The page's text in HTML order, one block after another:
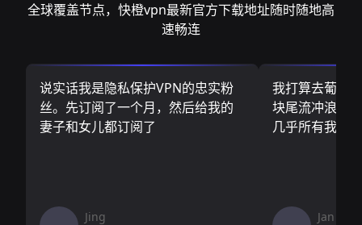
全球覆盖节点，快橙vpn最新官方下载地址随时随地高
速畅连
说实话我是隐私保护VPN的忠实粉
丝。先订阅了一个月，然后给我的
妻子和女儿都订阅了
Jing
我打算去葡萄
块尾流冲浪板
几乎所有我需
Jan V